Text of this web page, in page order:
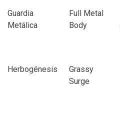
Guardia
Metálica
Full Metal
Body
Herbogénesis
Grassy
Surge